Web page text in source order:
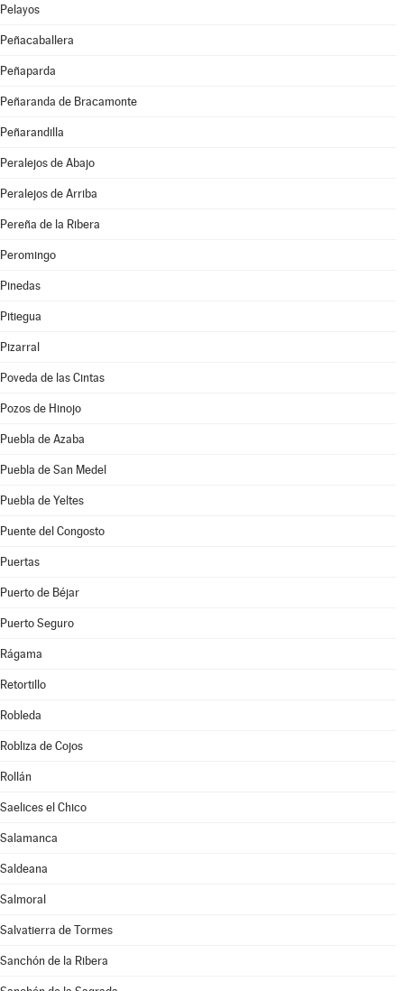
Pelayos
Peñacaballera
Peñaparda
Peñaranda de Bracamonte
Peñarandilla
Peralejos de Abajo
Peralejos de Arriba
Pereña de la Ribera
Peromingo
Pinedas
Pitiegua
Pizarral
Poveda de las Cintas
Pozos de Hinojo
Puebla de Azaba
Puebla de San Medel
Puebla de Yeltes
Puente del Congosto
Puertas
Puerto de Béjar
Puerto Seguro
Rágama
Retortillo
Robleda
Robliza de Cojos
Rollán
Saelices el Chico
Salamanca
Saldeana
Salmoral
Salvatierra de Tormes
Sanchón de la Ribera